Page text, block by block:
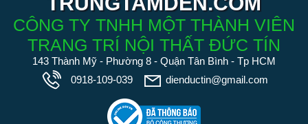
CÔNG TY TNHH MỘT THÀNH VIÊN
TRANG TRÍ NỘI THẤT ĐỨC TÍN
143 Thành Mỹ - Phường 8 - Quận Tân Bình - Tp HCM
0918-109-039
dienductin@gmail.com